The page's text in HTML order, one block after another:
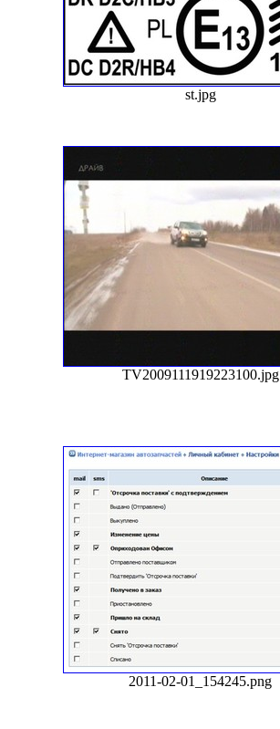
st.jpg
TV2009111919223100.jpg
2011-02-01_154245.png